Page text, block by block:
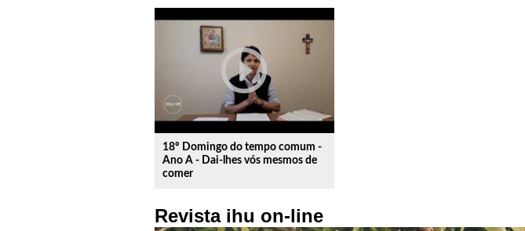
play_circle_outline
18º Domingo do tempo comum -
Ano A - Dai-lhes vós mesmos de
comer
Revista ihu on-line